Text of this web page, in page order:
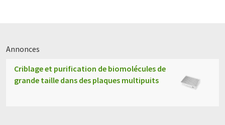
Annonces
Criblage et purification de biomolécules de
grande taille dans des plaques multipuits